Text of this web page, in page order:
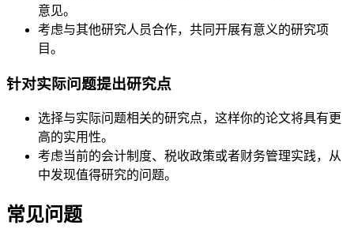
意见。
考虑与其他研究人员合作，共同开展有意义的研究项
目。
针对实际问题提出研究点
选择与实际问题相关的研究点，这样你的论文将具有更
高的实用性。
考虑当前的会计制度、税收政策或者财务管理实践，从
中发现值得研究的问题。
常见问题